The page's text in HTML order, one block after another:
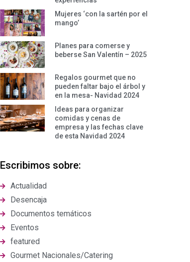
Mujeres ‘con la sartén por el
mango’
Planes para comerse y
beberse San Valentín – 2025
Regalos gourmet que no
pueden faltar bajo el árbol y
en la mesa- Navidad 2024
Ideas para organizar
comidas y cenas de
empresa y las fechas clave
de esta Navidad 2024
Escribimos sobre:
Actualidad
Desencaja
Documentos temáticos
Eventos
featured
Gourmet Nacionales/Catering